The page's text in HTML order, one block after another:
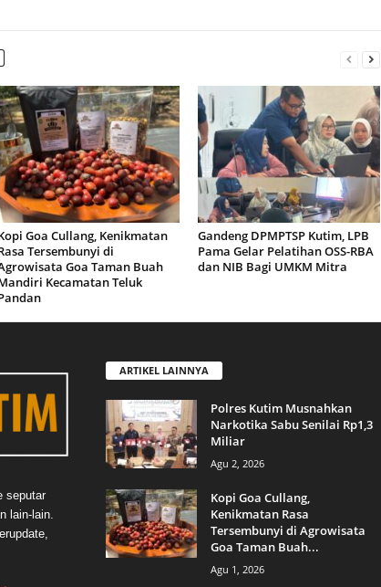
Goa Cullang, Kenikmatan
Tersembunyi di
Goa Taman Buah
Kecamatan Teluk
Gandeng DPMPTSP Kutim, LPB
Pama Gelar Pelatihan OSS-RBA
dan NIB Bagi UMKM Mitra
seputar
lain-lain.
ARTIKEL LAINNYA
Polres Kutim Musnahkan
Narkotika Sabu Senilai Rp1,3
Miliar
Agu 2, 2026
Kopi Goa Cullang,
Kenikmatan Rasa
Tersembunyi di Agrowisata
Goa Taman Buah...
Agu 1, 2026